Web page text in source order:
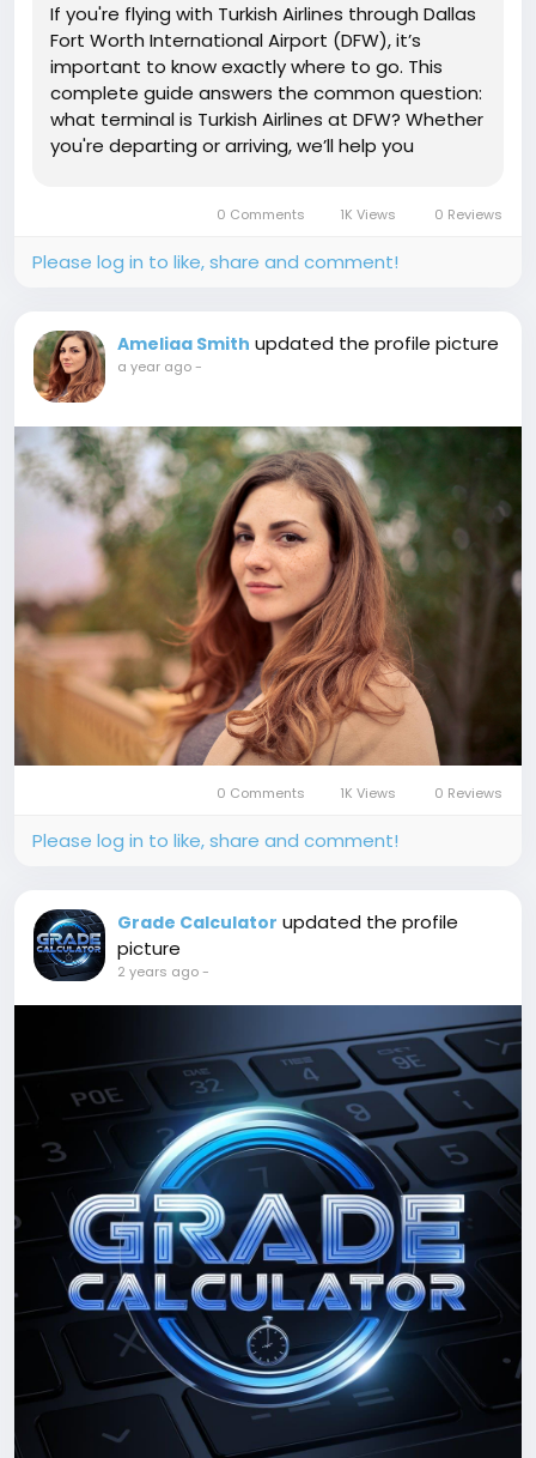
If you're flying with Turkish Airlines through Dallas
Fort Worth International Airport (DFW), it’s
important to know exactly where to go. This
complete guide answers the common question:
what terminal is Turkish Airlines at DFW? Whether
you're departing or arriving, we’ll help you
0 Comments 1K Views 0 Reviews
Please log in to like, share and comment!
Ameliaa Smith updated the profile picture
a year ago-
0 Comments 1K Views 0 Reviews
Please log in to like, share and comment!
Grade Calculator updated the profile
picture
2 years ago-